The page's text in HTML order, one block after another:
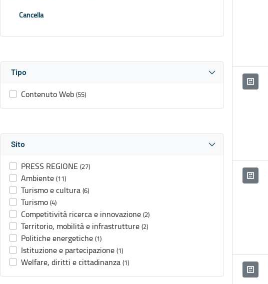
Cancella
Tipo
Contenuto Web (55)
Sito
PRESS REGIONE (27)
Ambiente (11)
Turismo e cultura (6)
Turismo (4)
Competitività ricerca e innovazione (2)
Territorio, mobilità e infrastrutture (2)
Politiche energetiche (1)
Istituzione e partecipazione (1)
Welfare, diritti e cittadinanza (1)